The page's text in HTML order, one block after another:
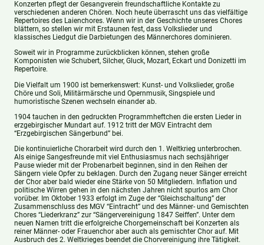
Konzerten pflegt der Gesangverein freundschaftliche Kontakte zu
verschiedenen anderen Chören. Noch heute überrascht uns das vielfältige
Repertoires des Laienchores. Wenn wir in der Geschichte unseres Chores
blättern, so stellen wir mit Erstaunen fest, dass Volkslieder und
klassisches Liedgut die Darbietungen des Männerchores dominieren.
Soweit wir in Programme zurückblicken können, stehen große
Komponisten wie Schubert, Silcher, Gluck, Mozart, Eckart und Donizetti im
Repertoire.
Die Vielfalt um 1900 ist bemerkenswert: Kunst- und Volkslieder, große
Chöre und Soli, Militärmärsche und Opernmusik, Singspiele und
humoristische Szenen wechseln einander ab.
1904 tauchen in den gedruckten Programmheftchen die ersten Lieder in
erzgebirgischer Mundart auf. 1912 tritt der MGV Eintracht dem
“Erzgebirgischen Sängerbund” bei.
Die kontinuierliche Chorarbeit wird durch den 1. Weltkrieg unterbrochen.
Als einige Sangesfreunde mit viel Enthusiasmus nach sechsjähriger
Pause wieder mit der Probenarbeit beginnen, sind in den Reihen der
Sängern viele Opfer zu beklagen. Durch den Zugang neuer Sänger erreicht
der Chor aber bald wieder eine Stärke von 50 Mitgliedern. Inflation und
politische Wirren gehen in den nächsten Jahren nicht spurlos am Chor
vorüber. Im Oktober 1933 erfolgt im Zuge der “Gleichschaltung” der
Zusammenschluss des MGV “Eintracht” und des Männer- und Gemischten
Chores “Liederkranz” zur “Sängervereinigung 1847 Seiffen”. Unter dem
neuen Namen tritt die erfolgreiche Chorgemeinschaft bei Konzerten als
reiner Männer- oder Frauenchor aber auch als gemischter Chor auf. Mit
Ausbruch des 2. Weltkrieges beendet die Chorvereinigung ihre Tätigkeit.